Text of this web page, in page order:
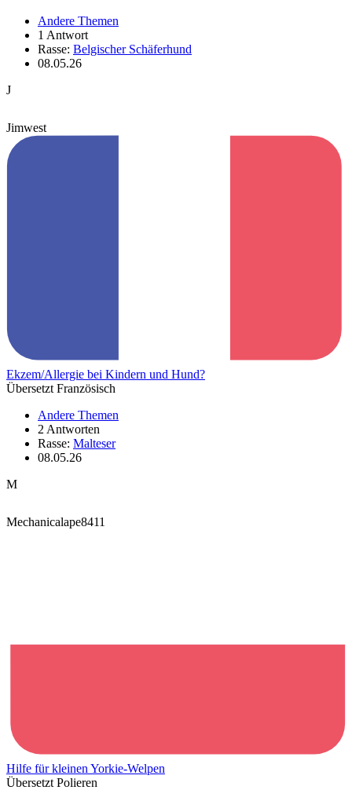
Andere Themen
1 Antwort
Rasse: Belgischer Schäferhund
08.05.26
J
Jimwest
Ekzem/Allergie bei Kindern und Hund?
Übersetzt Französisch
Andere Themen
2 Antworten
Rasse: Malteser
08.05.26
M
Mechanicalape8411
Hilfe für kleinen Yorkie-Welpen
Übersetzt Polieren